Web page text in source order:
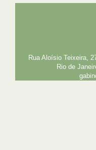
Rua Aloísio Teixeira,
Rio de